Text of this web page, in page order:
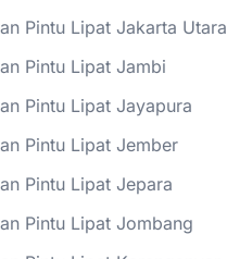
Pintu Lipat Jakarta Utara
Pintu Lipat Jambi
Pintu Lipat Jayapura
Pintu Lipat Jember
Pintu Lipat Jepara
Pintu Lipat Jombang